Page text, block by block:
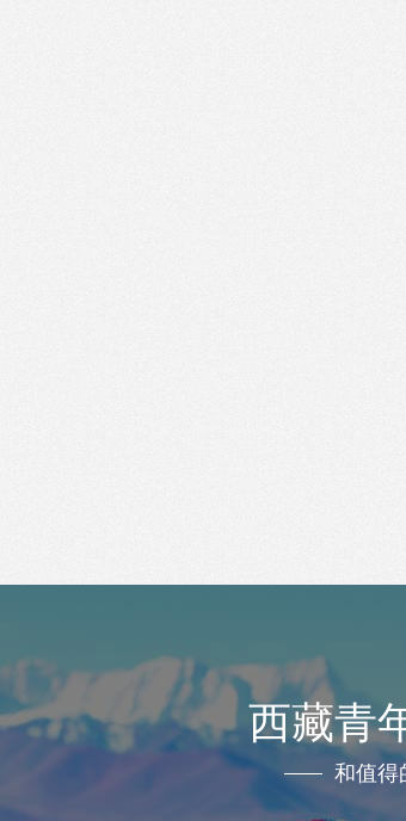
西藏青
和值得